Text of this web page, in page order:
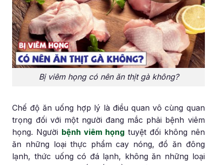
Bị viêm họng có nên ăn thịt gà không?
Chế độ ăn uống hợp lý là điều quan vô cùng quan
trọng đối với một người đang mắc phải bệnh viêm
họng. Người bệnh viêm họng tuyệt đối không nên
ăn những loại thực phẩm cay nóng, đồ ăn đông
lạnh, thức uống có đá lạnh, không ăn những loại